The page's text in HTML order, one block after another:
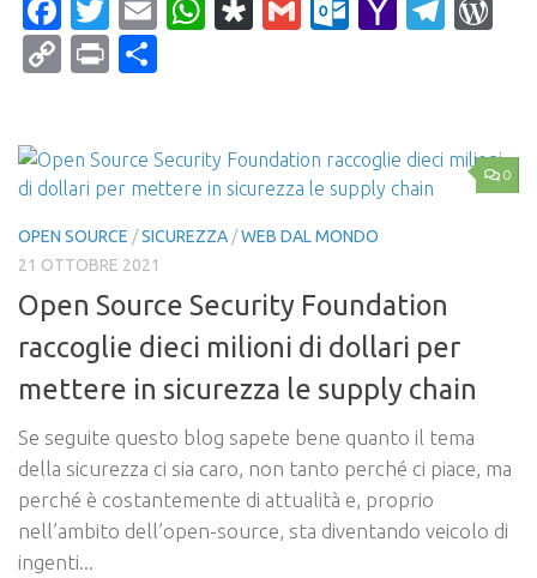
Facebook
Twitter
EmailWhatsApp
Diaspora
Gmail Yahoo
CopyPrint
0
OPEN SOURCE /SICUREZZA /WEB DAL MONDO
21 OTTOBRE 2021
Open Source Security Foundation
raccoglie dieci milioni di dollari per
mettere in sicurezza le supply chain
Se seguite questo blog sapete bene quanto il tema
della sicurezza ci sia caro, non tanto perché ci piace, ma
perché è costantemente di attualità e, proprio
nell’ambito dell’open-source, sta diventando veicolo di
ingenti...